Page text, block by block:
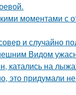
моментами с
и случайно
Видом
катались на
это придумали